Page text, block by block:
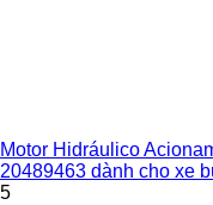
Motor Hidráulico
20489463 dành cho xe
5